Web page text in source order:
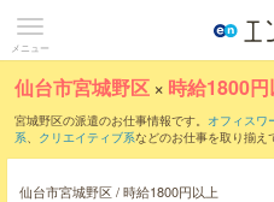
メニュー
仙台市宮城野区 × 時給1800
宮城野区の派遣のお仕事情報です。 オフィスワ
系、 クリエイティブ系などのお仕事を取り揃え
仙台市宮城野区 / 時給1800円以上